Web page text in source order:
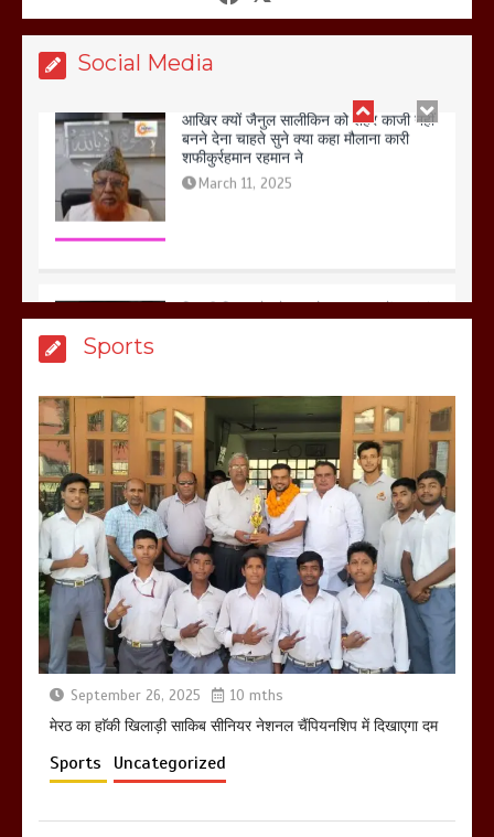
Social Media
बिजली विभाग से परेशान होकर बागपत में एक संत
ने सरकार को दी आमरण अनशन की चेतावनी
March 8, 2025
होलिका रखने पर लात मार कर होलिका को किया
तहस नहस,मोहल्ले वालों के साथ की गई गाली
गलोच ,कहा अगर रखी गई होली तो होगा खून
खराबा,
March 11, 2025
Sports
September 26, 2025 10 mths
मेरठ का हाॅकी खिलाड़ी साकिब सीनियर नेशनल चैंपियनशिप में दिखाएगा दम
Sports Uncategorized